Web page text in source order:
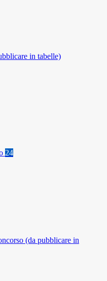
in tabelle)
24
(da pubblicare in